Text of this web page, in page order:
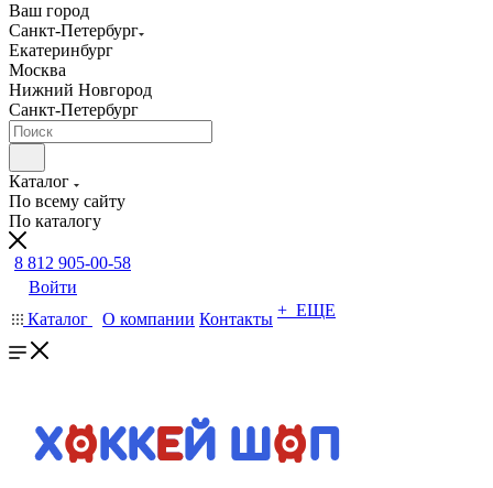
Ваш город
Санкт-Петербург
Екатеринбург
Москва
Нижний Новгород
Санкт-Петербург
Каталог
По всему сайту
По каталогу
8 812 905-00-58
Войти
Каталог
О компании Контакты + ЕЩЕ